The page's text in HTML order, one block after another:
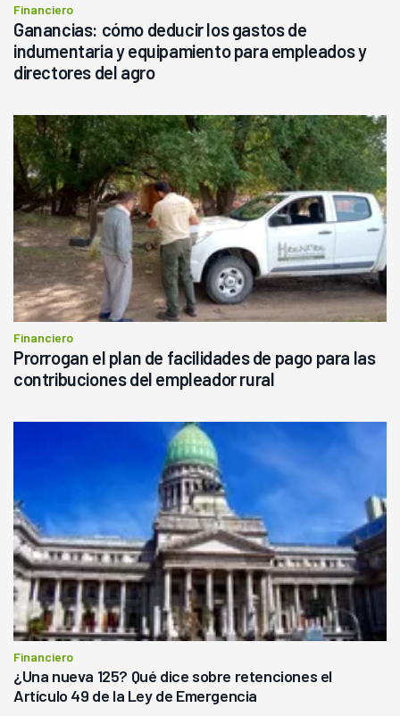
Financiero
Ganancias: cómo deducir los gastos de
indumentaria y equipamiento para empleados y
directores del agro
Financiero
Prorrogan el plan de facilidades de pago para las
contribuciones del empleador rural
Financiero
¿Una nueva 125? Qué dice sobre retenciones el
Artículo 49 de la Ley de Emergencia